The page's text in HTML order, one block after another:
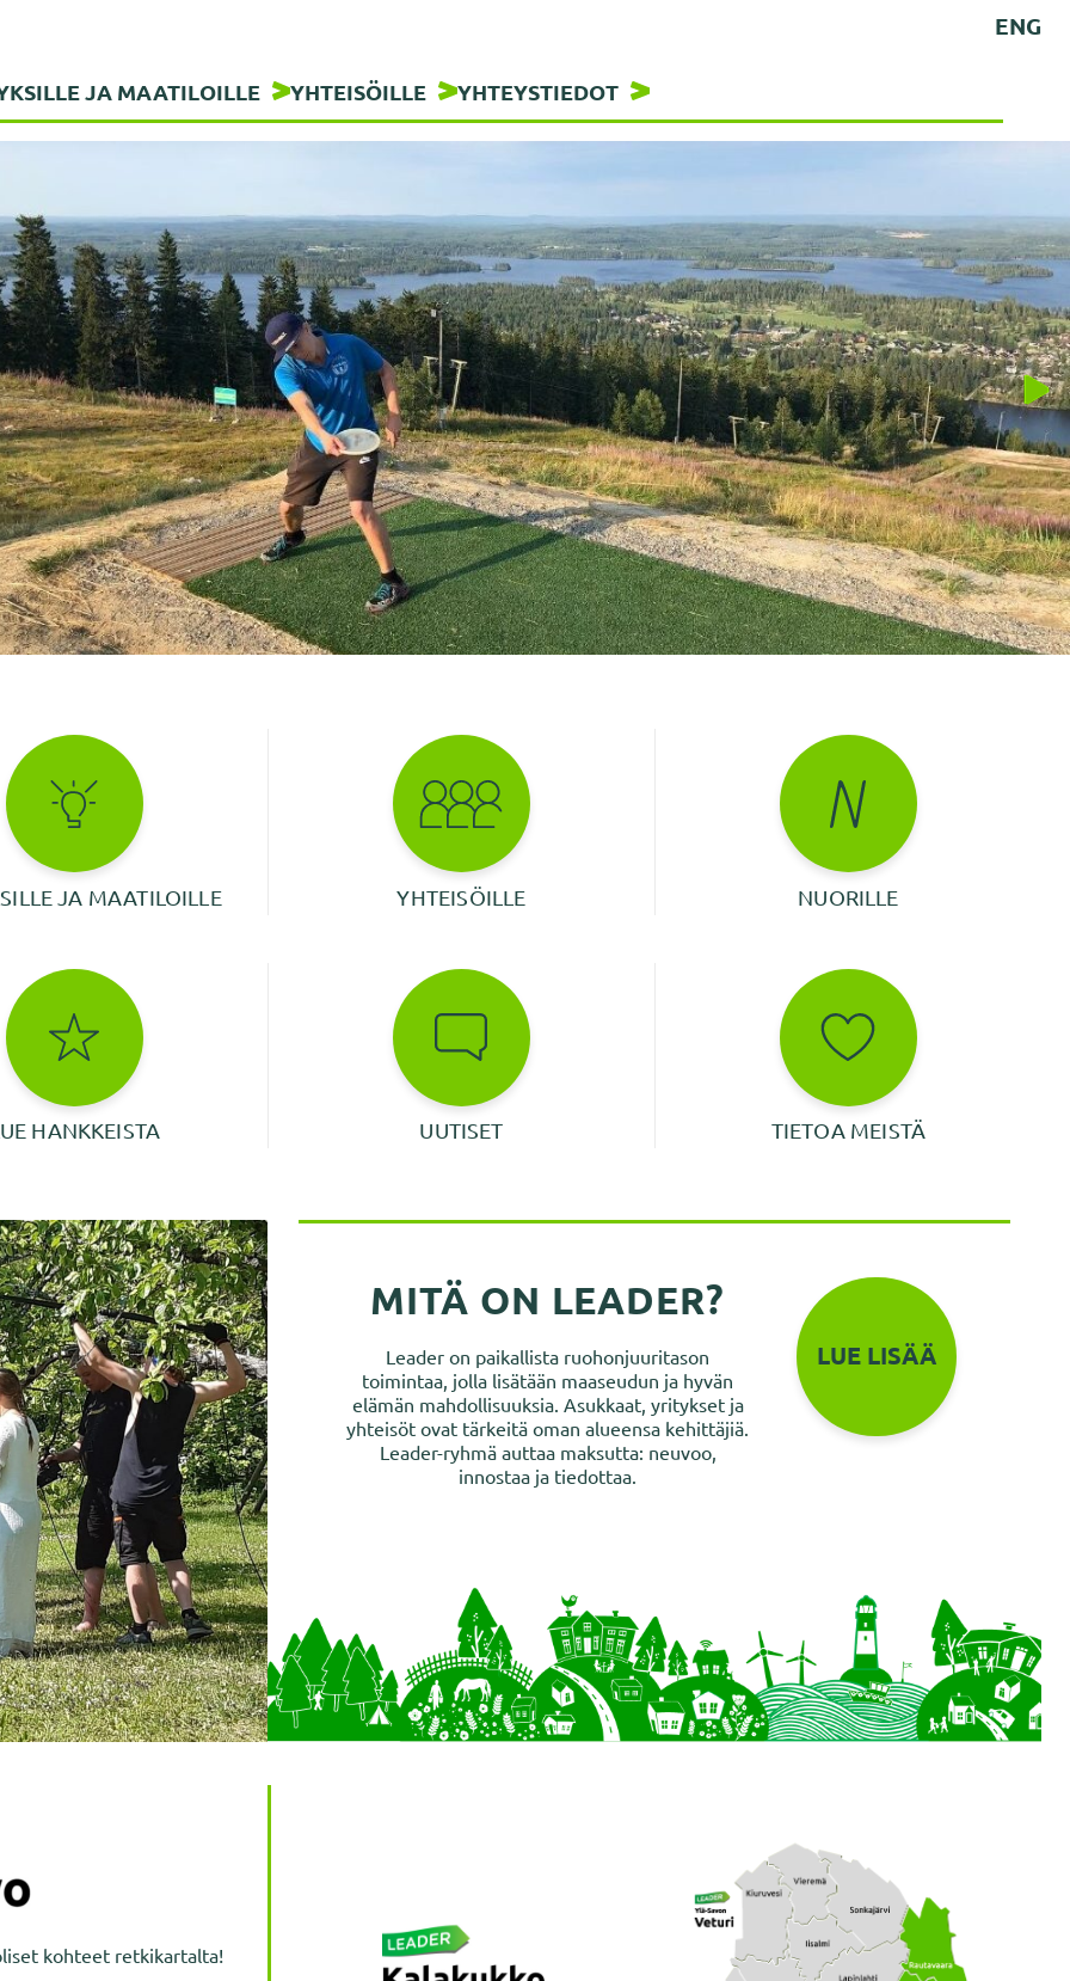
ENG
JA MAATILOILLE YHTEISÖILLE YHTEYSTIEDOT
JA MAATILOILLE YHTEISÖILLE NUORILLE
HANKKEISTA UUTISET TIETOA MEISTÄ
MITÄ ON LEADER?
Leader on paikallista ruohonjuuritason
toimintaa, jolla lisätään maaseudun ja hyvän
elämän mahdollisuuksia. Asukkaat, yritykset ja
yhteisöt ovat tärkeitä oman alueensa kehittäjiä.
Leader-ryhmä auttaa maksutta: neuvoo,
innostaa ja tiedottaa.
LUE LISÄÄ
kohteet retkikartalta!